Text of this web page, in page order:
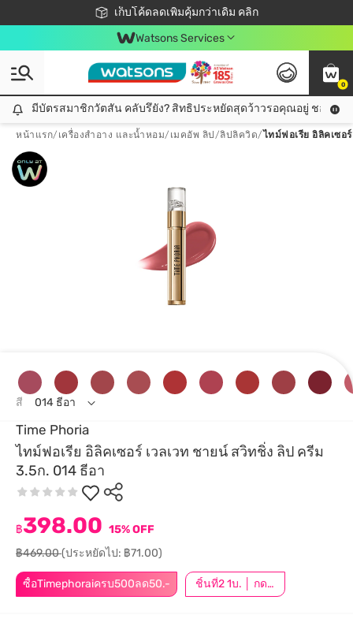
เก็บโค้ดลดเพิ่มคุ้มกว่าเดิม คลิก
ชอปออนไลน์ครั้งแรก ลดเพิ่มจุก ๆ 10%! 🎉
📦ส่งฟรี! เมื่อชอป 499฿
สมาชิกวัตสัน คลับดียังไง?
Watsons Services
0
มีบัตรสมาชิกวัตสัน คลับรึยัง? สิทธิประหยัดสุดว้าวรอคุณอยู่ ชอปคุ้มกว่าเดิม คลิก!
มีบัตรสมาชิกวัตสัน คลับรึยัง? สิทธิประหยัดสุดว้าวรอคุณอยู่ ชอปคุ้มก
หน้าแรก/ เครื่องสำอาง และน้ำหอม/ เมคอัพ ลิป /ลิปลิควิด/ไทม์ฟอเรีย อิลิคเซอ
Time Phoria
ไทม์ฟอเรีย อิลิคเซอร์ เวลเวท ชายน์ สวิทชิ่ง ลิป ครีม
3.5ก. 014 ธีอา
ซื้อTimephoraiครบ500ลด50.- ชิ้นที่2 1บ. │ กดสินค้า 2 ชิ้นเพื่อรับโปรโมชันนี้
฿398.00 15% OFF
฿469.00(ประหยัดไป: ฿71.00)
สี 014 ธีอา